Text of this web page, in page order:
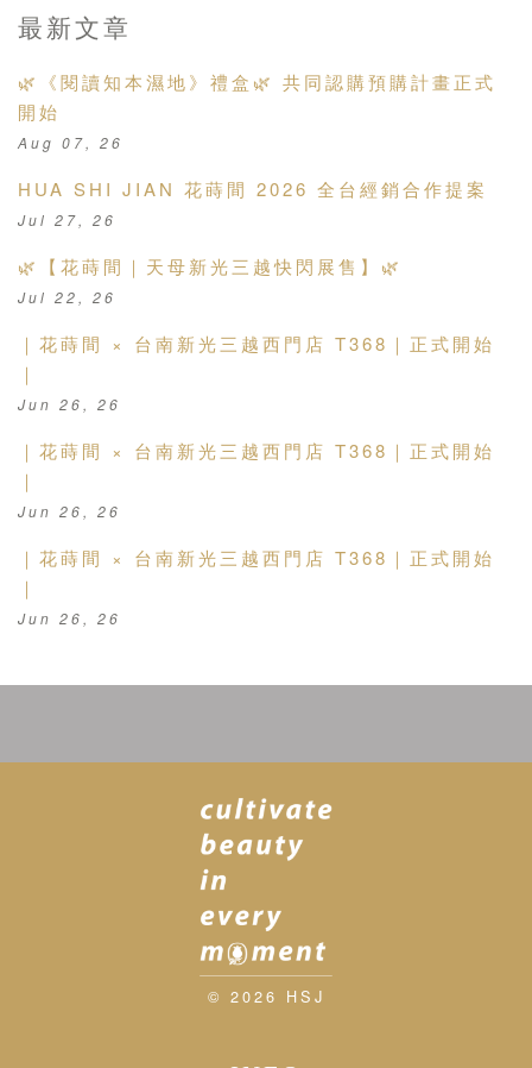
最新文章
🌿《閱讀知本濕地》禮盒🌿 共同認購預購計畫正式
開始
Aug 07, 26
HUA SHI JIAN 花蒔間 2026 全台經銷合作提案
Jul 27, 26
🌿【花蒔間｜天母新光三越快閃展售】🌿
Jul 22, 26
｜花蒔間 × 台南新光三越西門店 T368｜正式開始
｜
Jun 26, 26
｜花蒔間 × 台南新光三越西門店 T368｜正式開始
｜
Jun 26, 26
｜花蒔間 × 台南新光三越西門店 T368｜正式開始
｜
Jun 26, 26
© 2026 HSJ